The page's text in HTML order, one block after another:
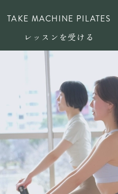
TAKE MACHINE PILATES
レッスンを受ける